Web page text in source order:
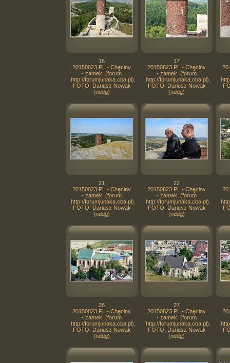
16
20150823 PL - Chęciny
- zamek. (forum
http://forumjunaka.cba.pl).
FOTO: Dariusz Nowak
(nddg)
17
20150823 PL - Chęciny
- zamek. (forum
http://forumjunaka.cba.pl).
FOTO: Dariusz Nowak
(nddg)
21
20150823 PL - Chęciny
- zamek. (forum
http://forumjunaka.cba.pl).
FOTO: Dariusz Nowak
(nddg)
22
20150823 PL - Chęciny
- zamek. (forum
http://forumjunaka.cba.pl).
FOTO: Dariusz Nowak
(nddg)
26
20150823 PL - Chęciny
- zamek. (forum
http://forumjunaka.cba.pl).
FOTO: Dariusz Nowak
(nddg)
27
20150823 PL - Chęciny
- zamek. (forum
http://forumjunaka.cba.pl).
FOTO: Dariusz Nowak
(nddg)